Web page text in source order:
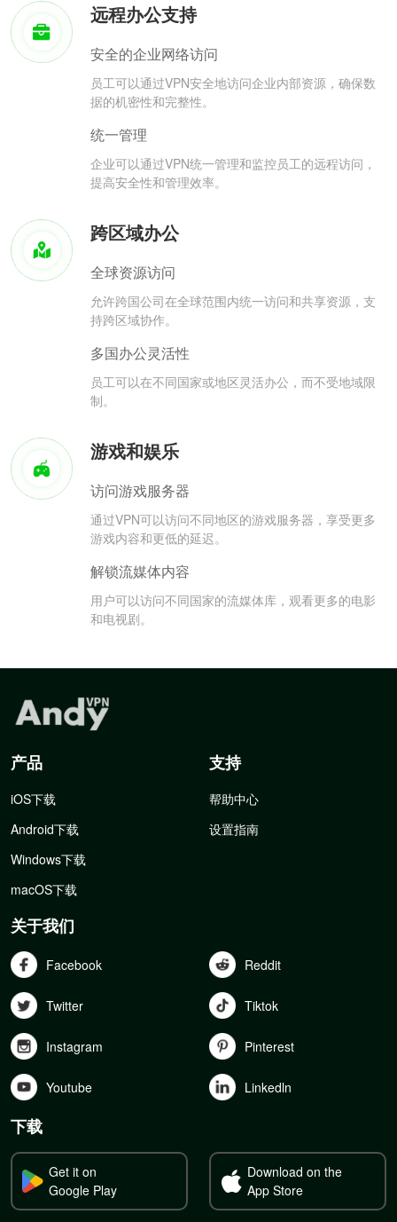
远程办公支持
安全的企业网络访问
员工可以通过VPN安全地访问企业内部资源，确保数
据的机密性和完整性。
统一管理
企业可以通过VPN统一管理和监控员工的远程访问，
提高安全性和管理效率。
跨区域办公
全球资源访问
允许跨国公司在全球范围内统一访问和共享资源，支
持跨区域协作。
多国办公灵活性
员工可以在不同国家或地区灵活办公，而不受地域限
制。
游戏和娱乐
访问游戏服务器
通过VPN可以访问不同地区的游戏服务器，享受更多
游戏内容和更低的延迟。
解锁流媒体内容
用户可以访问不同国家的流媒体库，观看更多的电影
和电视剧。
产品
iOS下载
Android下载
Windows下载
macOS下载
支持
帮助中心
设置指南
关于我们
Facebook Reddit
Twitter Tiktok
Instagram Pinterest
Youtube Linkedln
下载
Get it on
Google Play
Download on the
App Store